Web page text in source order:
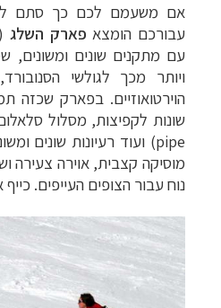
אם משעמם לכם כך סתם
עבורכם הומצא פארק השלג
עם מתקנים שונים ומשונים,
ויותר מכך לגולשי
הוירטואוזיים. בפארק
שונות לקפיצות, מסלול
pipe) ועוד רעיונות שונים
מוסיקה קצבית, אוירה צעירה
נוח עבור הצופים העייפים. כייף